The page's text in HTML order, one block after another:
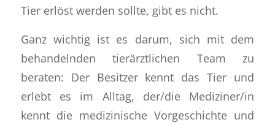
Tier erlöst werden sollte, gibt es nicht.
Ganz wichtig ist es darum, sich mit dem
behandelnden tierärztlichen Team zu
beraten: Der Besitzer kennt das Tier und
erlebt es im Alltag, der/die Mediziner/in
kennt die medizinische Vorgeschichte und